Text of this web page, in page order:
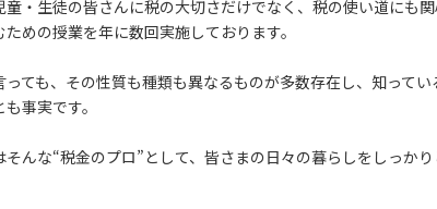
・生徒の皆さんに税の大切さだけでなく、税の使い道にも関
めの授業を年に数回実施しております。
ても、その性質も種類も異なるものが多数存在し、知って
事実です。
んな“税金のプロ”として、皆さまの日々の暮らしをしっか